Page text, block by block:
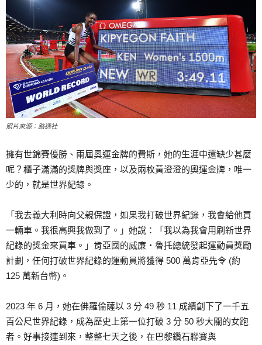
照片來源：路透社
擁有世錦賽優勝、兩屆奧運金牌的費斯，她的生涯中還缺少甚麼
呢？櫃子滿滿的獎牌與獎座，以及兩枚黃澄澄的奧運金牌，唯一
少的，就是世界紀錄。
「我去義大利時向父親保證，如果我打破世界紀錄，我會給他買
一輛車。我很高興我做到了。」她說：「我以為我會用刷新世界
紀錄的獎金來買車。」肯亞國的威廉‧魯托總統發起運動員獎勵
計劃，任何打破世界紀錄的運動員將獲得 500 萬肯亞先令 (約
125 萬新台幣)。
2023 年 6 月，她在佛羅倫薩以 3 分 49 秒 11 成績創下了一千五
百公尺世界紀錄，成為歷史上第一位打破 3 分 50 秒大關的女跑
者。好事接連到來，整整七天之後，在巴黎鑽石聯賽與